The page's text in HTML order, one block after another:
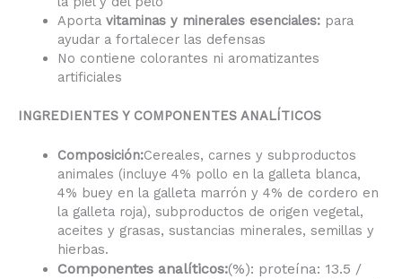
Aporta vitaminas y minerales esenciales:para
ayudar a fortalecer las defensas
No contiene colorantes ni aromatizantes
artificiales
INGREDIENTES Y COMPONENTES ANALÍTICOS
Composición:Cereales, carnes y subproductos
animales (incluye 4% pollo en la galleta blanca,
4% buey en la galleta marrón y 4% de cordero en
la galleta roja), subproductos de origen vegetal,
aceites y grasas, sustancias minerales, semillas y
hierbas.
Componentes analíticos:(%): proteína: 13.5 /